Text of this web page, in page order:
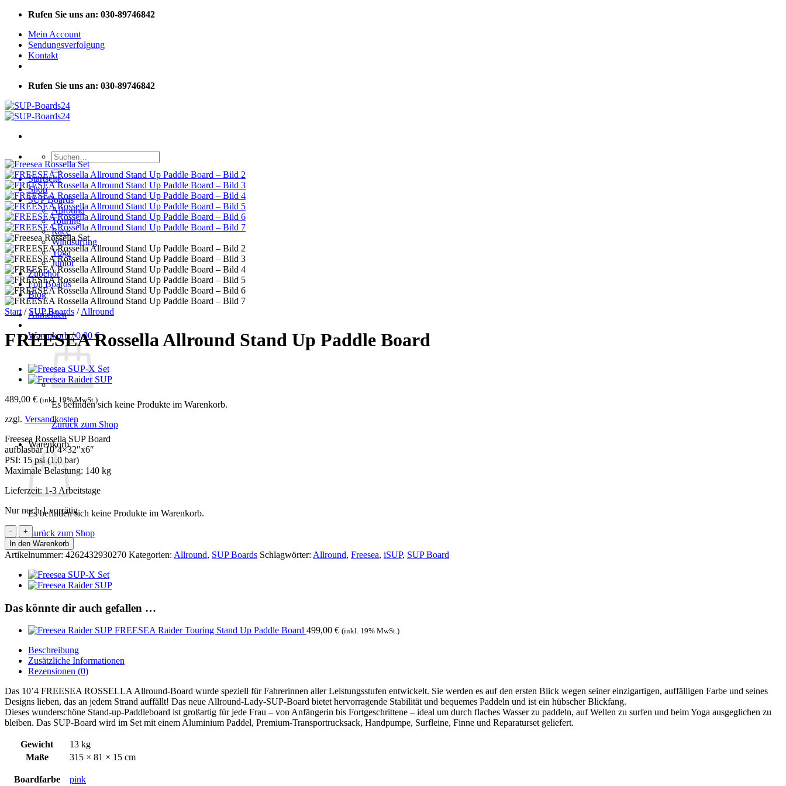
Zum
springen
Rufen Sie uns an: 030-89746842
Mein Account
Sendungsverfolgung
Kontakt
Rufen Sie uns an: 030-89746842
Suchen
nach:
Startseite
Shop
SUP Boards
Allround
Touring
Race
Windsurfing
Yoga
Junior
Zubehör
Foil Boards
Blog
Anmelden
Warenkorb /0,00€
Es befinden sich keine Produkte im Warenkorb.
Zurück zum Shop
Warenkorb
Es befinden sich keine Produkte im Warenkorb.
Zurück zum Shop
Start / SUP Boards / Allround
FREESEA Rossella Allround Stand Up Paddle Board
489,00 € (inkl. 19% MwSt.)
zzgl. Versandkosten
Freesea Rossella SUP Board
aufblasbar 10’4×32″x6″
PSI: 15 psi (1.0 bar)
Maximale Belastung: 140 kg
Lieferzeit: 1-3 Arbeitstage
Nur noch 1 vorrätig
FREESEA
Rossella
Allround
Stand
Up
Paddle
Board
Menge
In den Warenkorb
Artikelnummer: 4262432930270 Kategorien: Allround, SUP Boards Schlagwörter: Allround, Freesea, iSUP, SUP Board
Das könnte dir auch gefallen …
FREESEA Raider Touring Stand Up Paddle Board 499,00 € (inkl. 19% MwSt.)
Beschreibung
Zusätzliche Informationen
Rezensionen (0)
Das 10’4 FREESEA ROSSELLA Allround-Board wurde speziell für Fahrerinnen aller Leistungsstufen entwickelt. Sie werden es auf den ersten Blick wegen seiner einzigartigen, auffälligen Farbe und seines
Designs lieben, das an jedem Strand auffällt! Das neue Allround-Lady-SUP-Board bietet hervorragende Stabilität und bequemes Paddeln und ist ein hübscher Blickfang.
Dieses wunderschöne Stand-up-Paddleboard ist großartig für jede Frau – von Anfängerin bis Fortgeschrittene – ideal um durch flaches Wasser zu paddeln, auf Wellen zu surfen und beim Yoga ausgeglichen zu
bleiben. Das SUP-Board wird im Set mit einem Aluminium Paddel, Premium-Transportrucksack, Handpumpe, Surfleine, Finne und Reparaturset geliefert.
Gewicht
13 kg
Maße
315 × 81 × 15 cm
Boardfarbe pink